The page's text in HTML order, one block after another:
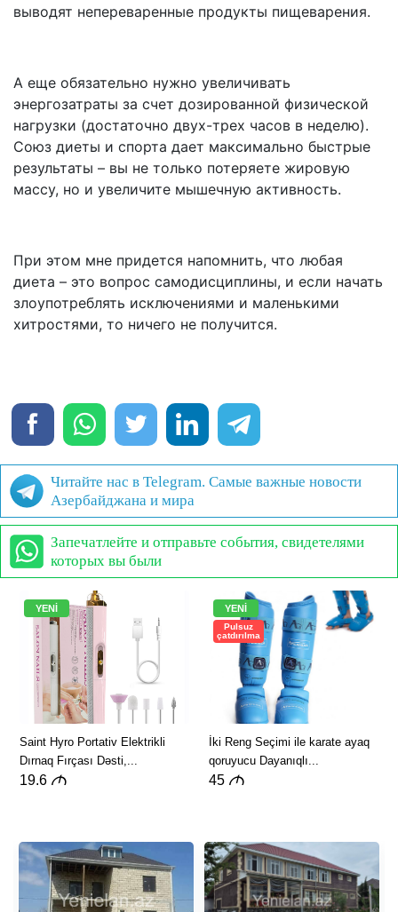
выводят непереваренные продукты пищеварения.
А еще обязательно нужно увеличивать
энергозатраты за счет дозированной физической
нагрузки (достаточно двух-трех часов в неделю).
Союз диеты и спорта дает максимально быстрые
результаты – вы не только потеряете жировую
массу, но и увеличите мышечную активность.
При этом мне придется напомнить, что любая
диета – это вопрос самодисциплины, и если начать
злоупотреблять исключениями и маленькими
хитростями, то ничего не получится.
Читайте нас в Telegram. Самые важные новости
Азербайджана и мира
Запечатлейте и отправьте события, свидетелями
которых вы были